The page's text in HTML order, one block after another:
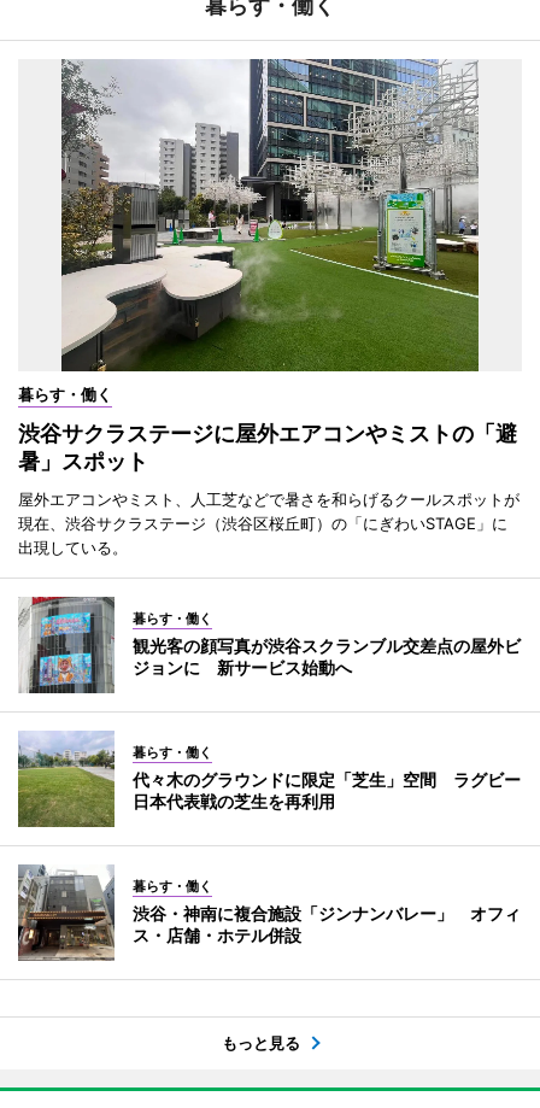
暮らす・働く
渋谷サクラステージに屋外エアコンやミストの「避
暑」スポット
屋外エアコンやミスト、人工芝などで暑さを和らげるクールスポットが
現在、渋谷サクラステージ（渋谷区桜丘町）の「にぎわいSTAGE」に
出現している。
暮らす・働く
観光客の顔写真が渋谷スクランブル交差点の屋外ビ
ジョンに 新サービス始動へ
暮らす・働く
代々木のグラウンドに限定「芝生」空間 ラグビー
日本代表戦の芝生を再利用
暮らす・働く
渋谷・神南に複合施設「ジンナンバレー」 オフィ
ス・店舗・ホテル併設
もっと見る